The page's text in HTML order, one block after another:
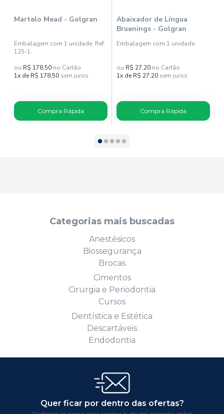
Martelo Mead - Golgran
Embalagem com 1 unidade. Ref:
125-1.
ou R$ 178,50 no Cartão
1x de R$ 178,50 sem juros
Compra Rápida
Abaixador de Língua
Bruenings - Golgran
Embalagem com 1 unidade.
ou R$ 27,20 no Cartão
1x de R$ 27,20 sem juros
Compra Rápida
Categorias mais buscadas
Anestésicos
Biossegurança
Brocas
Cimentos
Cirurgia e Periodontia
Cursos
Dentística e Estética
Descartáveis
Endodontia
Quer ficar por dentro das ofertas?